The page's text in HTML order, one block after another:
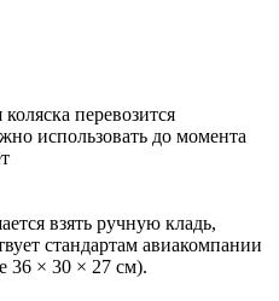
перевозится
использовать до момента
взять ручную кладь,
стандартам авиакомпании
36 × 30 × 27 см).